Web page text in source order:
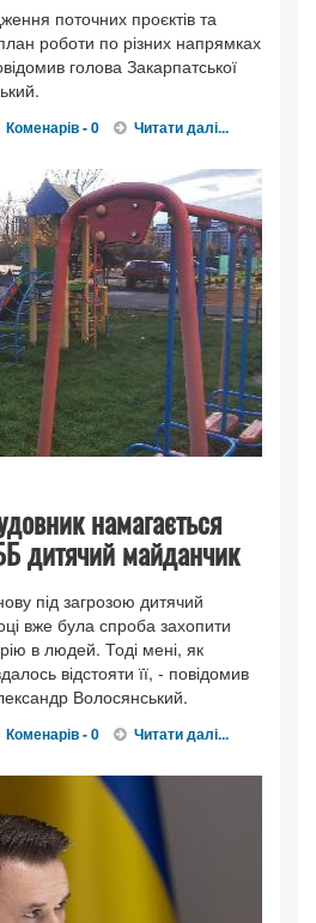
поточних проєктів та
роботи по різних напрямках
голова Закарпатської
Коменарів - 0 Читати далі...
намагається
дитячий майданчик
під загрозою дитячий
вже була спроба захопити
в людей. Тоді мені, як
відстояти її, - повідомив
Волосянський.
Коменарів - 0 Читати далі...